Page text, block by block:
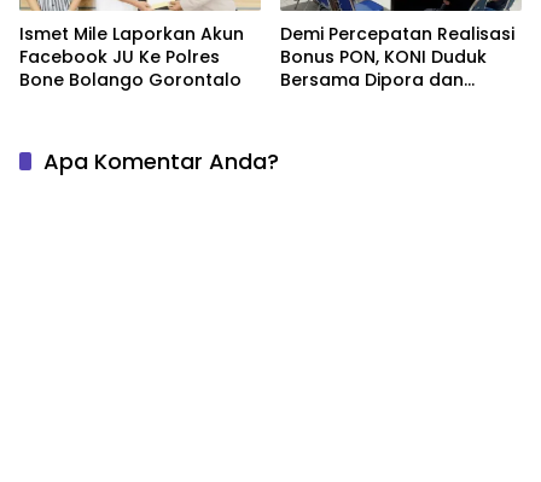
Ismet Mile Laporkan Akun
Facebook JU Ke Polres
Bone Bolango Gorontalo
Demi Percepatan Realisasi
Bonus PON, KONI Duduk
Bersama Dipora dan
Apa Komentar Anda?